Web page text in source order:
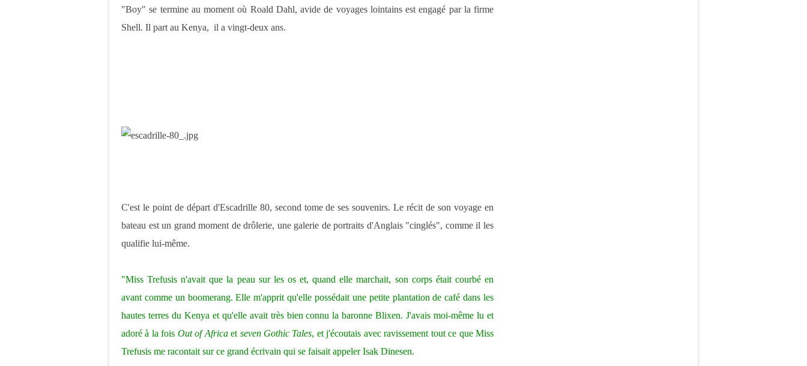
"Boy" se termine au moment où Roald Dahl, avide de voyages lointains est engagé par la firme
Shell. Il part au Kenya, il a vingt-deux ans.
C'est le point de départ d'Escadrille 80, second tome de ses souvenirs. Le récit de son voyage en
bateau est un grand moment de drôlerie, une galerie de portraits d'Anglais "cinglés", comme il les
qualifie lui-même.
"Miss Trefusis n'avait que la peau sur les os et, quand elle marchait, son corps était courbé en
avant comme un boomerang. Elle m'apprit qu'elle possédait une petite plantation de café dans les
hautes terres du Kenya et qu'elle avait très bien connu la baronne Blixen. J'avais moi-même lu et
adoré à la fois Out of Africaet seven Gothic Tales, et j'écoutais avec ravissement tout ce que Miss
Trefusis me racontait sur ce grand écrivain qui se faisait appeler Isak Dinesen.